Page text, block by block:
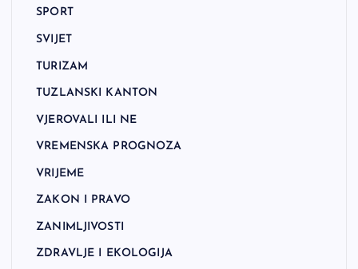
SPORT
SVIJET
TURIZAM
TUZLANSKI KANTON
VJEROVALI ILI NE
VREMENSKA PROGNOZA
VRIJEME
ZAKON I PRAVO
ZANIMLJIVOSTI
ZDRAVLJE I EKOLOGIJA